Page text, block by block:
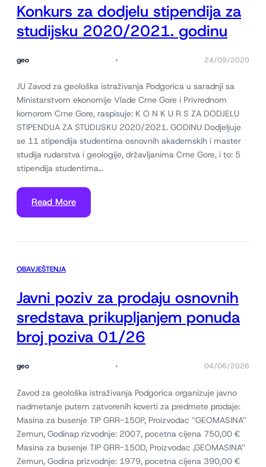
Konkurs za dodjelu stipendija za
studijsku 2020/2021. godinu
geo 24/09/2020
JU Zavod za geološka istraživanja Podgorica u saradnji sa
Ministarstvom ekonomije Vlade Crne Gore i Privrednom
komorom Crne Gore, raspisuje: K O N K U R S ZA DODJELU
STIPENDIJA ZA STUDIJSKU 2020/2021. GODINU Dodjeljuje
se 11 stipendija studentima osnovnih akademskih i master
studija rudarstva i geologije, državljanima Crne Gore, i to: 5
stipendija studentima…
Read More
OBAVJEŠTENJA
Javni poziv za prodaju osnovnih
sredstava prikupljanjem ponuda
broj poziva 01/26
geo 04/06/2026
Zavod za geološka istraživanja Podgorica organizuje javno
nadmetanje putem zatvorenih koverti za predmete prodaje:
Masina za busenje TIP GRR-150P, Proizvodac “GEOMASINA”
Zemun, Godinap rizvodnje: 2007, pocetna cijena 750,00 €
Masina za busenje TIP GRR-150D, Proizvodac ,GEOMASINA”
Zemun, Godina prizvodnje: 1979, pocetna cijena 390,00 €